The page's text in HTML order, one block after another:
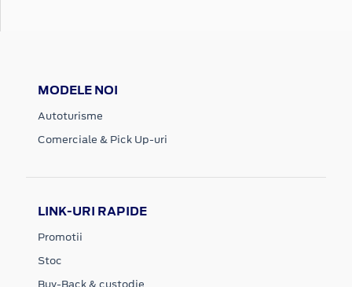
MODELE NOI
Autoturisme
Comerciale & Pick Up-uri
LINK-URI RAPIDE
Promotii
Stoc